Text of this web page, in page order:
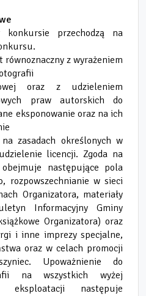
konkursie przechodzą na
równoznaczny z wyrażeniem
oraz z udzieleniem
praw autorskich do
eksponowanie oraz na ich
zasadach określonych w
licencji. Zgoda na
następujące pola
rozpowszechnianie w sieci
Organizatora, materiały
Informacyjny Gminy
Organizatora) oraz
i inne imprezy specjalne,
oraz w celach promocji
Upoważnienie do
na wszystkich wyżej
eksploatacji następuje